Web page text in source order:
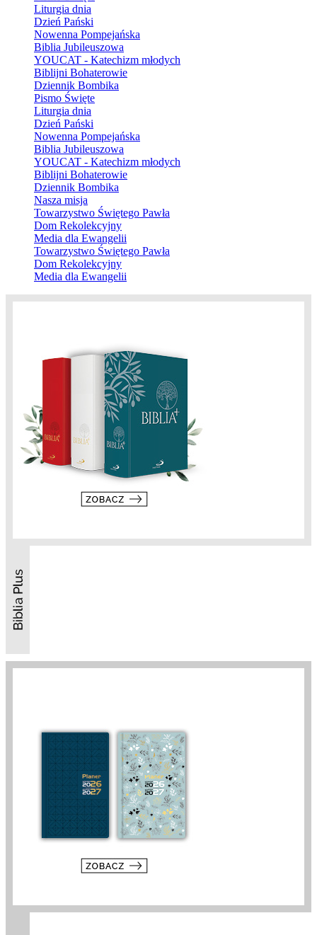
Liturgia dnia
Dzień Pański
Nowenna Pompejańska
Biblia Jubileuszowa
YOUCAT - Katechizm młodych
Biblijni Bohaterowie
Dziennik Bombika
Pismo Święte
Liturgia dnia
Dzień Pański
Nowenna Pompejańska
Biblia Jubileuszowa
YOUCAT - Katechizm młodych
Biblijni Bohaterowie
Dziennik Bombika
Nasza misja
Towarzystwo Świętego Pawła
Dom Rekolekcyjny
Media dla Ewangelii
Towarzystwo Świętego Pawła
Dom Rekolekcyjny
Media dla Ewangelii